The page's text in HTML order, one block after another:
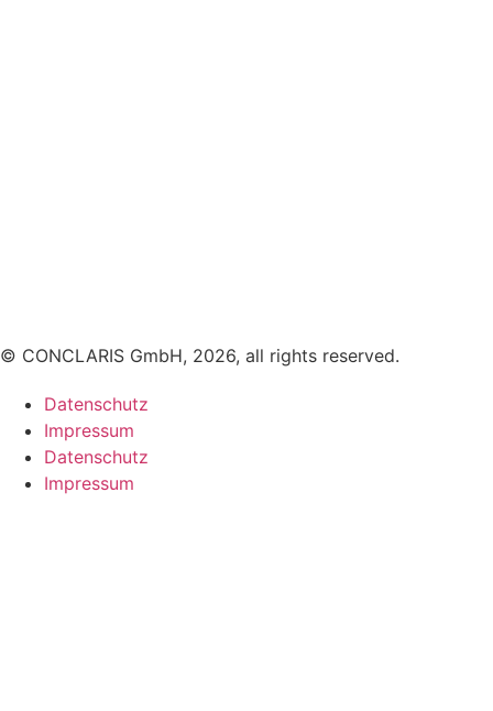
© CONCLARIS GmbH, 2026, all rights reserved.
Datenschutz
Impressum
Datenschutz
Impressum